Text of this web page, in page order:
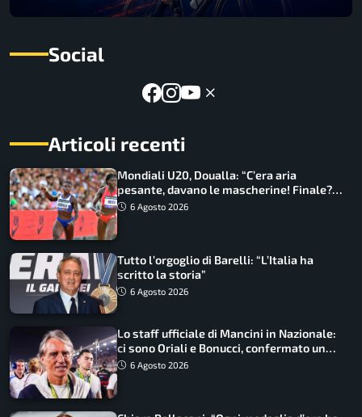
Social
Articoli recenti
Mondiali U20, Doualla: “C’era aria
pesante, davano le mascherine! Finale?
Non ho nulla da perdere”
6 Agosto 2026
Tutto l’orgoglio di Barelli: “L’Italia ha
scritto la storia”
6 Agosto 2026
Lo staff ufficiale di Mancini in Nazionale:
ci sono Oriali e Bonucci, confermato un
ritorno
6 Agosto 2026